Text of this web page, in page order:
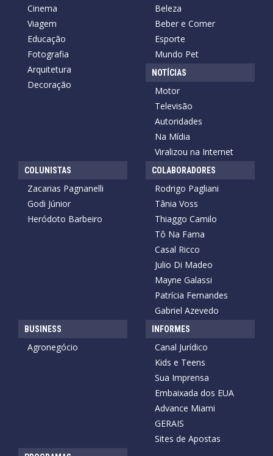
Cinema
Viagem
Educação
Fotografia
Arquitetura
Decoração
Beleza
Beber e Comer
Esporte
Mundo Pet
NOTÍCIAS
Motor
Televisão
Autoridades
Na Mídia
Viralizou na Internet
COLUNISTAS
Zacarias Pagnanelli
Godi Júnior
Heródoto Barbeiro
COLABORADORES
Rodrigo Pagliani
Tânia Voss
Thiaggo Camilo
Tô Na Fama
Casal Ricco
Julio Di Madeo
Mayne Galassi
Patrícia Fernandes
Gabriel Azevedo
BUSINESS
Agronegócio
INFORMES
Canal Jurídico
Kids e Teens
Sua Imprensa
Embaixada dos EUA
Advance Miami
GERAIS
Sites de Apostas